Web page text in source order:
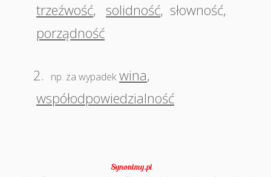
trzeźwość, solidność, słowność,
porządność
2. np. za wypadek wina,
współodpowiedzialność